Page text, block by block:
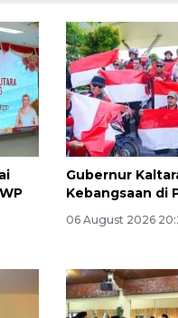
Gubernur
Kebangsaan di
06 August 2026